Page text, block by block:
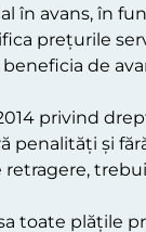
în avans, în
prețurile
de
privind
penalități și
retragere,
toate plățile